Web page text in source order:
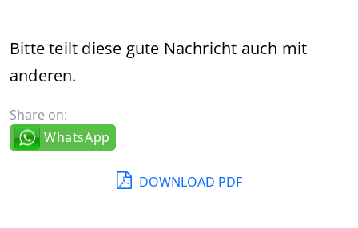
Bitte teilt diese gute Nachricht auch mit
anderen.
Share on:
WhatsApp
DOWNLOAD PDF